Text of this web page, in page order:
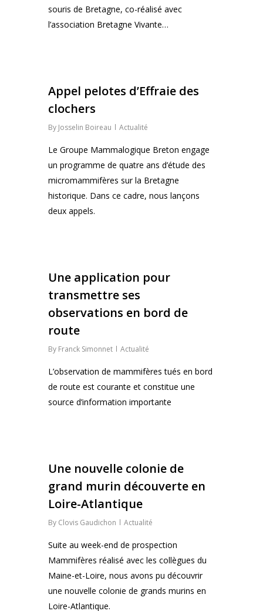
souris de Bretagne, co-réalisé avec
l’association Bretagne Vivante…
Appel pelotes d’Effraie des
clochers
By Josselin Boireau Actualité
Le Groupe Mammalogique Breton engage
un programme de quatre ans d’étude des
micromammifères sur la Bretagne
historique. Dans ce cadre, nous lançons
deux appels.
Une application pour
transmettre ses
observations en bord de
route
By Franck Simonnet Actualité
L’observation de mammifères tués en bord
de route est courante et constitue une
source d’information importante
Une nouvelle colonie de
grand murin découverte en
Loire-Atlantique
By Clovis Gaudichon Actualité
Suite au week-end de prospection
Mammifères réalisé avec les collègues du
Maine-et-Loire, nous avons pu découvrir
une nouvelle colonie de grands murins en
Loire-Atlantique.